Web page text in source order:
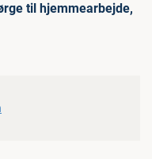
til hjemmearbejde,